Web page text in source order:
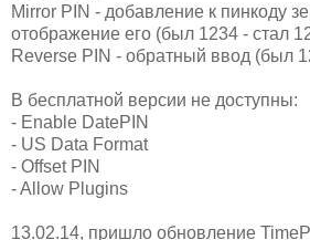
Mirror PIN - добавление к пинкоду
отображение его (был 1234 - стал
Reverse PIN - обратный ввод (был
В бесплатной версии не доступны:
- Enable DatePIN
- US Data Format
- Offset PIN
- Allow Plugins
13.02.14, пришло обновление